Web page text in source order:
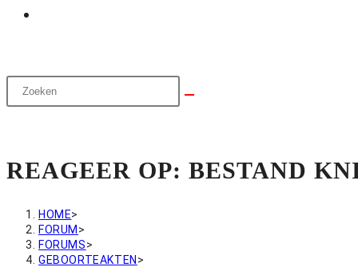
REAGEER OP: BESTAND
HOME>
FORUM >
FORUMS>
GEBOORTEAKTEN >